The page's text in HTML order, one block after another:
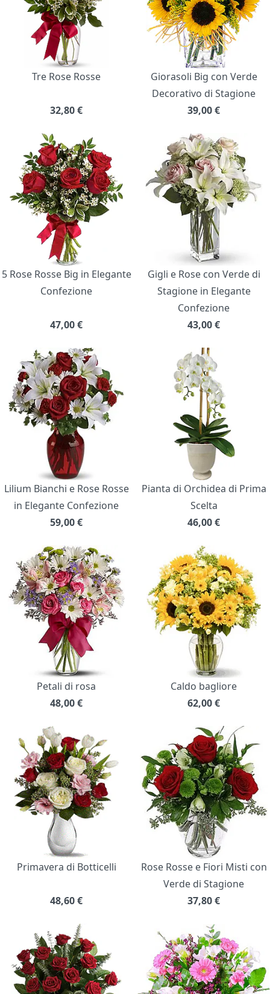
Tre Rose Rosse
32,80€
Giorasoli Big con Verde
Decorativo di Stagione
39,00€
5 Rose Rosse Big in Elegante
Confezione
47,00€
Gigli e Rose con Verde di
Stagione in Elegante
Confezione
43,00€
Lilium Bianchi e Rose Rosse
in Elegante Confezione
59,00€
Pianta di Orchidea di Prima
Scelta
46,00€
Petali di rosa
48,00€
Caldo bagliore
62,00€
Primavera di Botticelli
48,60€
Rose Rosse e Fiori Misti con
Verde di Stagione
37,80€